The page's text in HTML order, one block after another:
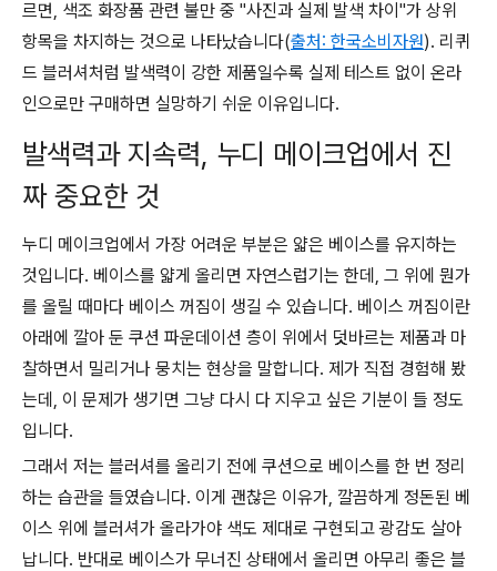
르면, 색조 화장품 관련 불만 중 "사진과 실제 발색 차이"가 상위
항목을 차지하는 것으로 나타났습니다(출처: 한국소비자원). 리퀴
드 블러셔처럼 발색력이 강한 제품일수록 실제 테스트 없이 온라
인으로만 구매하면 실망하기 쉬운 이유입니다.
발색력과 지속력, 누디 메이크업에서 진
짜 중요한 것
누디 메이크업에서 가장 어려운 부분은 얇은 베이스를 유지하는
것입니다. 베이스를 얇게 올리면 자연스럽기는 한데, 그 위에 뭔가
를 올릴 때마다 베이스 꺼짐이 생길 수 있습니다. 베이스 꺼짐이란
아래에 깔아 둔 쿠션 파운데이션 층이 위에서 덧바르는 제품과 마
찰하면서 밀리거나 뭉치는 현상을 말합니다. 제가 직접 경험해 봤
는데, 이 문제가 생기면 그냥 다시 다 지우고 싶은 기분이 들 정도
입니다.
그래서 저는 블러셔를 올리기 전에 쿠션으로 베이스를 한 번 정리
하는 습관을 들였습니다. 이게 괜찮은 이유가, 깔끔하게 정돈된 베
이스 위에 블러셔가 올라가야 색도 제대로 구현되고 광감도 살아
납니다. 반대로 베이스가 무너진 상태에서 올리면 아무리 좋은 블